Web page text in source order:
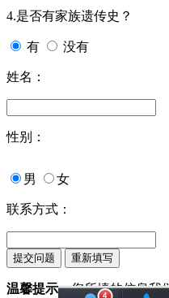
4.是否有家族遗传史？
有 没有
姓名：
性别：
男 女
联系方式：
温馨提示：您所填的信息我